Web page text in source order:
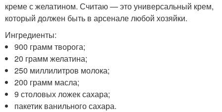
креме с желатином. Считаю — это универсальный крем,
который должен быть в арсенале любой хозяйки.
Ингредиенты:
900 грамм творога;
20 грамм желатина;
250 миллилитров молока;
200 грамм масла;
9 столовых ложек сахара;
пакетик ванильного сахара.